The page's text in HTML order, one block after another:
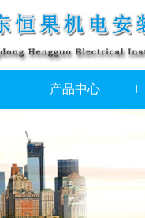
产品中心